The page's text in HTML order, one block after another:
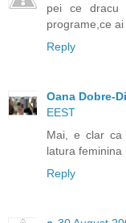
pei ce dracu
programe,ce
Reply
Oana Dobre-
EEST
Mai, e clar
latura
Reply